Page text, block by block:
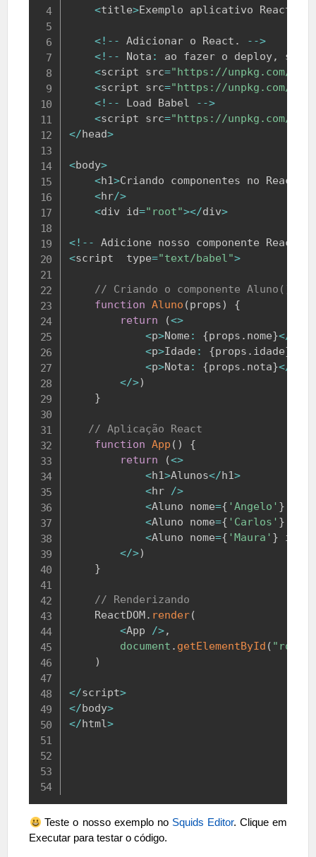
<title>Exemplo aplicativo React
<! -- Adicionar o React . -->
<! -- Nota : ao fazer o deploy,
<script src="https://unpkg.com/
<script src="https://unpkg.com/
<! -- Load Babel -->
<script src="https://unpkg.com/
</head>
<body>
<h1>Criando componentes no React
<hr/>
<div id="root"></div>
<! -- Adicione nosso componente React
<script  type="text/babel">
// Criando o componente Aluno()
function Aluno (props)
{
return
(<>
<p>Nome : {props . nome}</
<p>Idade : {props . idade}
<p>Nota : {props . nota}</
</>)
}
// Aplicação React
function App ( )
{
return
(<>
<h1>Alunos</h1>
<hr />
<Aluno nome={ 'Angelo' }
<Aluno nome={ 'Carlos' }
<Aluno nome={ 'Maura' } idade
</>)
}
// Renderizando
ReactDOM . render(
<App />,
document . getElementById ( "root"
)
</script>
</body>
</html>
Teste o nosso exemplo no Squids Editor. Clique em
Executar para testar o código.